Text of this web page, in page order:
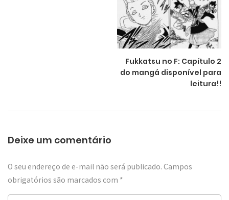
Fukkatsu no F: Capítulo 2
do mangá disponível para
leitura!!
Deixe um comentário
O seu endereço de e-mail não será publicado. Campos
obrigatórios são marcados com *